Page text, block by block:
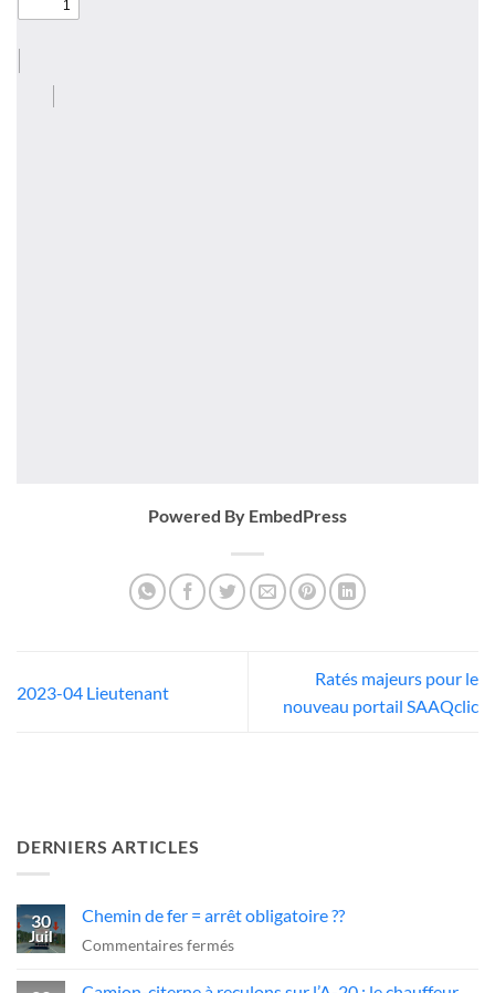
Powered By EmbedPress
2023-04 Lieutenant
Ratés majeurs pour le
nouveau portail SAAQclic
DERNIERS ARTICLES
30
Juil
Chemin de fer = arrêt obligatoire ??
Commentaires ferméssur